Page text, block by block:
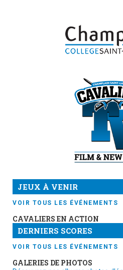
JEUX À VENIR
VOIR TOUS LES ÉVÉNEMENTS
CAVALIERS EN ACTION
DERNIERS SCORES
VOIR TOUS LES ÉVÉNEMENTS
GALERIES DE PHOTOS